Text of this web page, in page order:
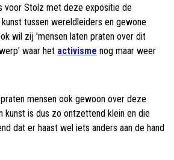
voor Stolz met deze expositie de
tussen wereldleiders en gewone
wil zij 'mensen laten praten over dit
waar het activisme nog maar weer
mensen ook gewoon over deze
kunst is dus zo ontzettend klein en die
dat er haast wel iets anders aan de hand